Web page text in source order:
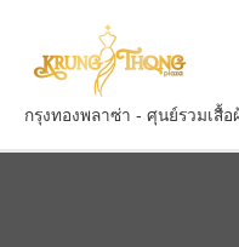
กรุงทองพลาซ่า - ศุนย์รวมเสื้อ